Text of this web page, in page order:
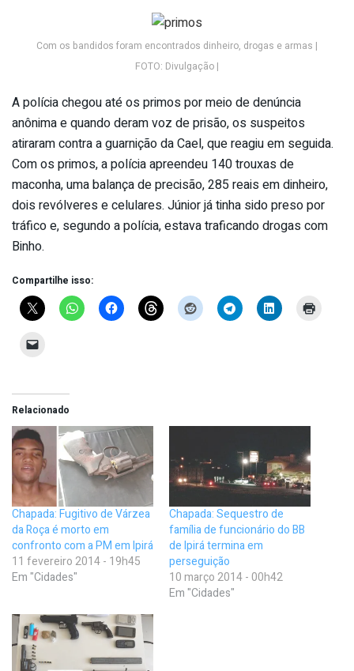
Com os bandidos foram encontrados dinheiro, drogas e armas |
FOTO: Divulgação |
A polícia chegou até os primos por meio de denúncia
anônima e quando deram voz de prisão, os suspeitos
atiraram contra a guarnição da Cael, que reagiu em seguida.
Com os primos, a polícia apreendeu 140 trouxas de
maconha, uma balança de precisão, 285 reais em dinheiro,
dois revólveres e celulares. Júnior já tinha sido preso por
tráfico e, segundo a polícia, estava traficando drogas com
Binho.
Compartilhe isso:
Relacionado
Chapada: Fugitivo de Várzea
da Roça é morto em
confronto com a PM em Ipirá
11 fevereiro 2014 - 19h45
Em "Cidades"
Chapada: Sequestro de
família de funcionário do BB
de Ipirá termina em
perseguição
10 março 2014 - 00h42
Em "Cidades"